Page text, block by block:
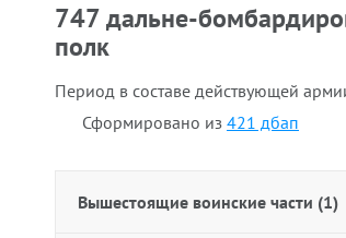
747 дальне-
полк
Период в составе действующей
Сформировано из 421 дбап
Вышестоящие воинские части (1)